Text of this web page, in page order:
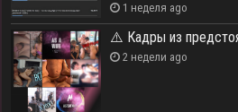
1 неделя ago
⚠️ Кадры из
2 недели ago